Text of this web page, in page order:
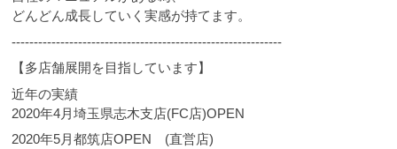
どんどん成長していく実感が持てます。
-------------------------------------------------------------
【多店舗展開を目指しています】
近年の実績
2020年4月埼玉県志木支店(FC店)OPEN
2020年5月都筑店OPEN (直営店)